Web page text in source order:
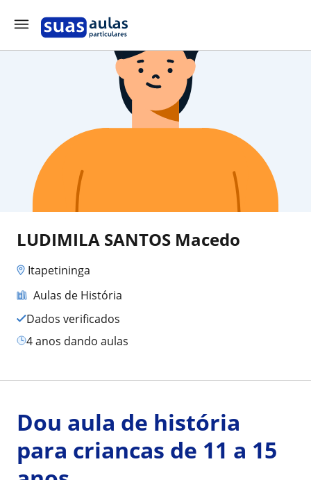
LUDIMILA SANTOS Macedo
Itapetininga
Aulas de História
Dados verificados
4 anos dando aulas
Dou aula de história
para criancas de 11 a 15